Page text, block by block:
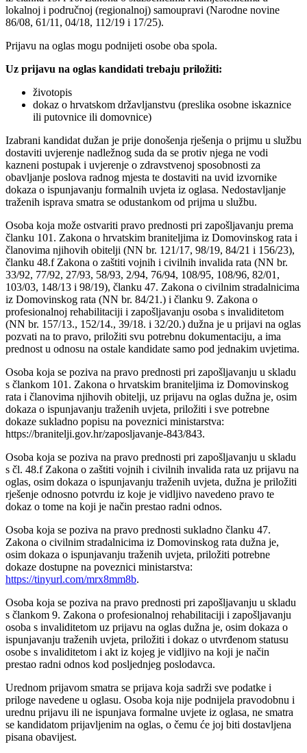
lokalnoj i područnoj (regionalnoj) samoupravi (Narodne novine
86/08, 61/11, 04/18, 112/19 i 17/25).
Prijavu na oglas mogu podnijeti osobe oba spola.
Uz prijavu na oglas kandidati trebaju priložiti:
životopis
dokaz o hrvatskom državljanstvu (preslika osobne iskaznice
ili putovnice ili domovnice)
Izabrani kandidat dužan je prije donošenja rješenja o prijmu u službu
dostaviti uvjerenje nadležnog suda da se protiv njega ne vodi
kazneni postupak i uvjerenje o zdravstvenoj sposobnosti za
obavljanje poslova radnog mjesta te dostaviti na uvid izvornike
dokaza o ispunjavanju formalnih uvjeta iz oglasa. Nedostavljanje
traženih isprava smatra se odustankom od prijma u službu.
Osoba koja može ostvariti pravo prednosti pri zapošljavanju prema
članku 101. Zakona o hrvatskim braniteljima iz Domovinskog rata i
članovima njihovih obitelji (NN br. 121/17, 98/19, 84/21 i 156/23),
članku 48.f Zakona o zaštiti vojnih i civilnih invalida rata (NN br.
33/92, 77/92, 27/93, 58/93, 2/94, 76/94, 108/95, 108/96, 82/01,
103/03, 148/13 i 98/19), članku 47. Zakona o civilnim stradalnicima
iz Domovinskog rata (NN br. 84/21.) i članku 9. Zakona o
profesionalnoj rehabilitaciji i zapošljavanju osoba s invaliditetom
(NN br. 157/13., 152/14., 39/18. i 32/20.) dužna je u prijavi na oglas
pozvati na to pravo, priložiti svu potrebnu dokumentaciju, a ima
prednost u odnosu na ostale kandidate samo pod jednakim uvjetima.
Osoba koja se poziva na pravo prednosti pri zapošljavanju u skladu
s člankom 101. Zakona o hrvatskim braniteljima iz Domovinskog
rata i članovima njihovih obitelji, uz prijavu na oglas dužna je, osim
dokaza o ispunjavanju traženih uvjeta, priložiti i sve potrebne
dokaze sukladno popisu na poveznici ministarstva:
https://branitelji.gov.hr/zaposljavanje-843/843.
Osoba koja se poziva na pravo prednosti pri zapošljavanju u skladu
s čl. 48.f Zakona o zaštiti vojnih i civilnih invalida rata uz prijavu na
oglas, osim dokaza o ispunjavanju traženih uvjeta, dužna je priložiti
rješenje odnosno potvrdu iz koje je vidljivo navedeno pravo te
dokaz o tome na koji je način prestao radni odnos.
Osoba koja se poziva na pravo prednosti sukladno članku 47.
Zakona o civilnim stradalnicima iz Domovinskog rata dužna je,
osim dokaza o ispunjavanju traženih uvjeta, priložiti potrebne
dokaze dostupne na poveznici ministarstva:
https://tinyurl.com/mrx8mm8b.
Osoba koja se poziva na pravo prednosti pri zapošljavanju u skladu
s člankom 9. Zakona o profesionalnoj rehabilitaciji i zapošljavanju
osoba s invaliditetom uz prijavu na oglas dužna je, osim dokaza o
ispunjavanju traženih uvjeta, priložiti i dokaz o utvrđenom statusu
osobe s invaliditetom i akt iz kojeg je vidljivo na koji je način
prestao radni odnos kod posljednjeg poslodavca.
Urednom prijavom smatra se prijava koja sadrži sve podatke i
priloge navedene u oglasu. Osoba koja nije podnijela pravodobnu i
urednu prijavu ili ne ispunjava formalne uvjete iz oglasa, ne smatra
se kandidatom prijavljenim na oglas, o čemu će joj biti dostavljena
pisana obavijest.